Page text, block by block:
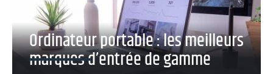
Ordinateur portable : les meilleurs
marques d’entrée de gamme